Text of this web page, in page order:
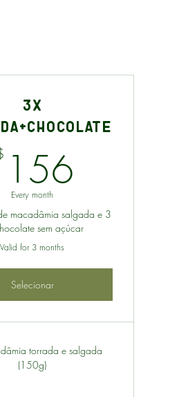
3x
156
Every month
macadâmia salgada e 3
sem açúcar
Valid for 3 months
Selecionar
torrada e salgada
(150g)